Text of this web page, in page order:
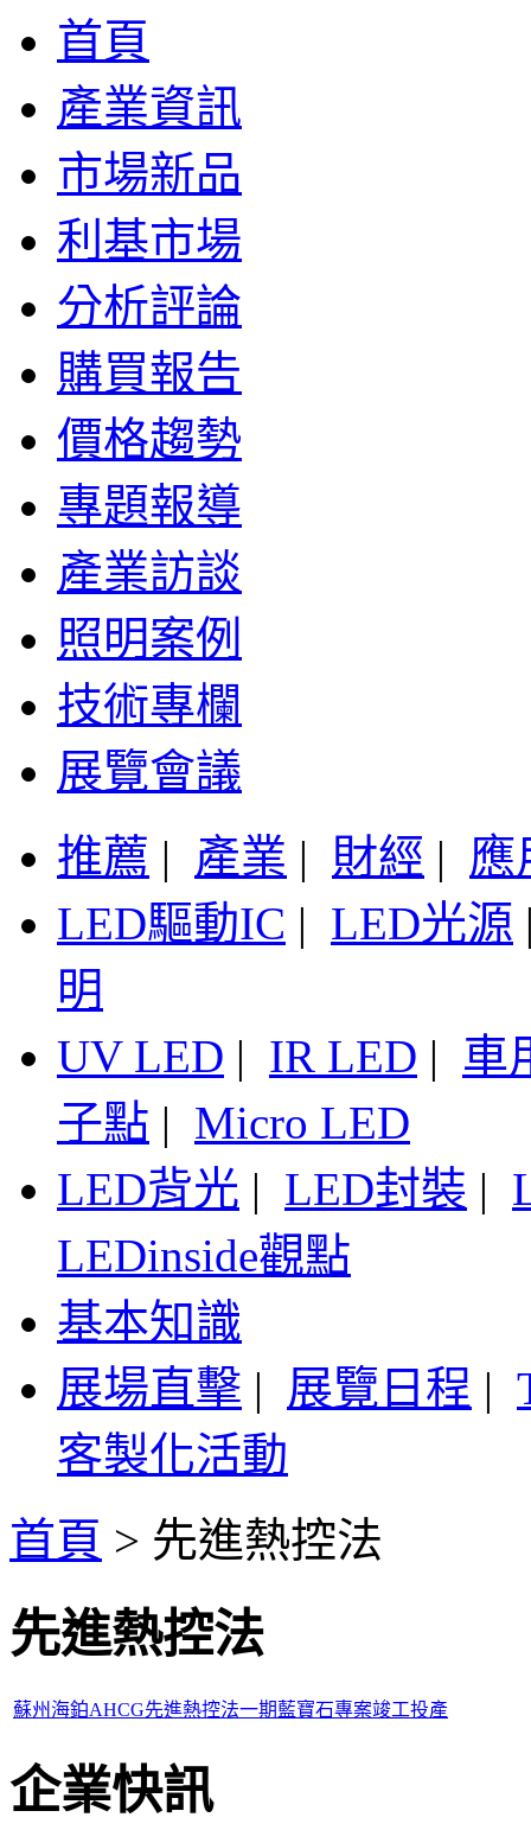
首頁
產業資訊
市場新品
利基市場
分析評論
購買報告
價格趨勢
專題報導
產業訪談
照明案例
技術專欄
展覽會議
推薦 | 產業 | 財經 | 應
LED驅動IC | LED光源
明
UV LED | IR LED | 車
子點 | Micro LED
LED背光 | LED封裝 |
LEDinside觀點
基本知識
展場直擊 | 展覽日程 |
客製化活動
首頁 > 先進熱控法
先進熱控法
蘇州海鉑AHCG先進熱控法一期藍寶石專案竣工投產
企業快訊